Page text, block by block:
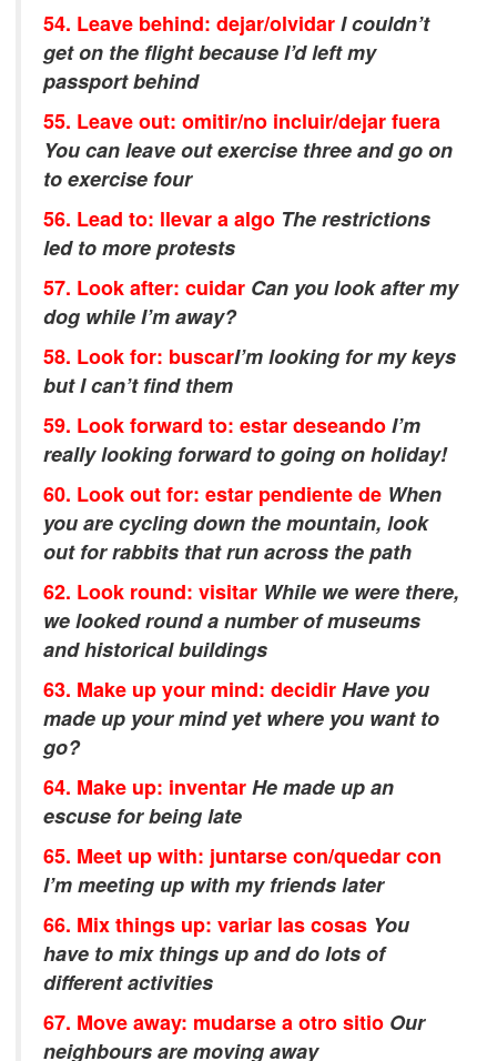
54. Leave behind: dejar/olvidarI couldn’t
get on the flight because I’d left my
passport behind
55. Leave out: omitir/no incluir/dejar fuera
You can leave out exercise three and go on
to exercise four
56. Lead to: llevar a algo The restrictions
led to more protests
57. Look after: cuidar Can you look after my
dog while I’m away?
58. Look for: buscarI’m looking for my keys
but I can’t find them
59. Look forward to: estar deseandoI’m
really looking forward to going on holiday!
60. Look out for: estar pendiente de When
you are cycling down the mountain, look
out for rabbits that run across the path
62. Look round: visitar While we were there,
we looked round a number of museums
and historical buildings
63. Make up your mind: decidirHave you
made up your mind yet where you want to
go?
64. Make up: inventarHe made up an
escuse for being late
65. Meet up with: juntarse con/quedar con
I’m meeting up with my friends later
66. Mix things up: variar las cosas You
have to mix things up and do lots of
different activities
67. Move away: mudarse a otro sitio Our
neighbours are moving away